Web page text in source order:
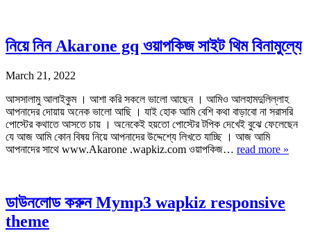
নিয়ে নিন Akarone gq ওয়াপকিজ সাইট থিম বিনামুল্যে
March 21, 2022
আসসালামু আলাইকুম । আশা করি সকলে ভালো আছেন । আমিও আলহামদুলিল্লাহ
আপনাদের দোয়ায় অনেক ভালো আছি । যাই হোক আমি বেশি কথা বাড়াবো না সরাসরি
পোস্টের কথাতে আসতে চায় । অনেকেই হয়তো পোস্টের টপিক দেখেই বুঝে ফেলেছেন
যে আজ আমি কোন বিষয় নিয়ে আপনাদের উদ্দেশ্যে লিখতে যাচ্ছি । আজ আমি
আপনাদের সাথে www.Akarone .wapkiz.com ওয়াপকিজ… read more »
ডাউনলোড করুন Mymp3 wapkiz responsive
theme